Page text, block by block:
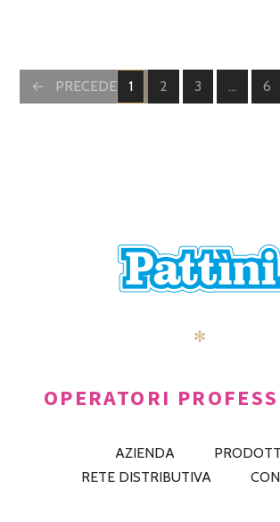
POSTS
NAVIGATION
PRECEDENTE PAGINE
1 PAGINE
2 PAGINE
3 … 6
✻
OPERATORI
AZIENDA
RETE DISTRIBUTIVA